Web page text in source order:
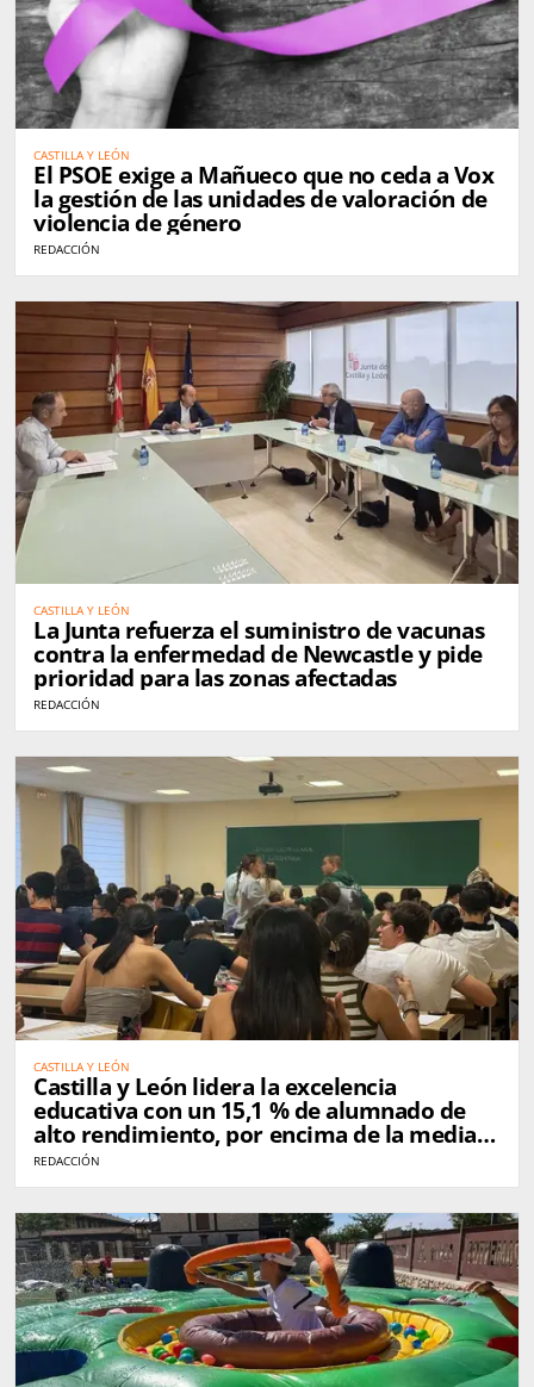
CASTILLA Y LEÓN
El PSOE exige a Mañueco que no ceda a Vox
la gestión de las unidades de valoración de
violencia de género
REDACCIÓN
CASTILLA Y LEÓN
La Junta refuerza el suministro de vacunas
contra la enfermedad de Newcastle y pide
prioridad para las zonas afectadas
REDACCIÓN
CASTILLA Y LEÓN
Castilla y León lidera la excelencia
educativa con un 15,1 % de alumnado de
alto rendimiento, por encima de la media
nacional
REDACCIÓN